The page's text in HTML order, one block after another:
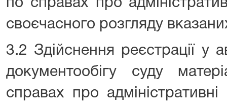
по справах про
своєчасного розгляду
3.2 Здійснення реєстрації у
документообігу суду
справах про